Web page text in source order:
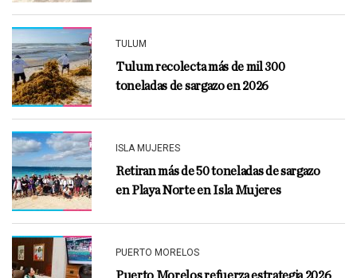
TULUM
Tulum recolecta más de mil 300
toneladas de sargazo en 2026
ISLA MUJERES
Retiran más de 50 toneladas de sargazo
en Playa Norte en Isla Mujeres
PUERTO MORELOS